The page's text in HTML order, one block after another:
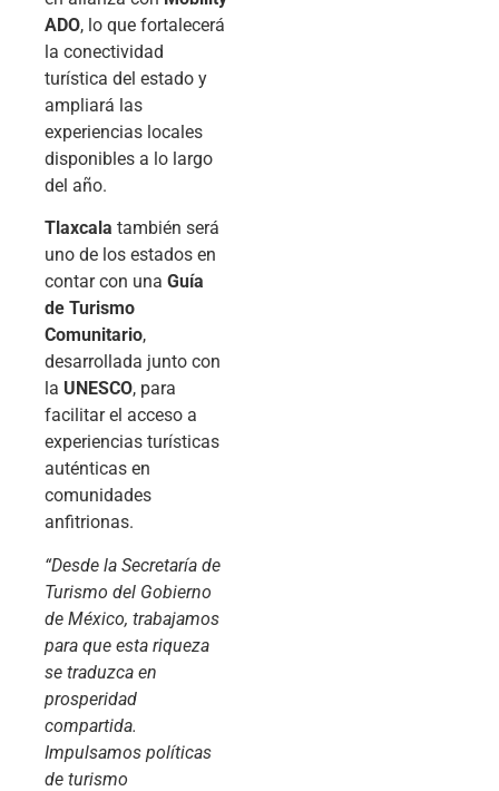
ADO, lo que fortalecerá
la conectividad
turística del estado y
ampliará las
experiencias locales
disponibles a lo largo
del año.
Tlaxcala también será
uno de los estados en
contar con una Guía
de Turismo
Comunitario,
desarrollada junto con
la UNESCO, para
facilitar el acceso a
experiencias turísticas
auténticas en
comunidades
anfitrionas.
“Desde la Secretaría de
Turismo del Gobierno
de México, trabajamos
para que esta riqueza
se traduzca en
prosperidad
compartida.
Impulsamos políticas
de turismo